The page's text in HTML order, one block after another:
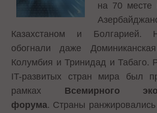
на 70 месте
Казахстаном и Болгарией.
обогнали даже
Колумбия и Тринидад и Табаго.
IT-развитых стран мира был
рамках Всемирного
форума. Страны